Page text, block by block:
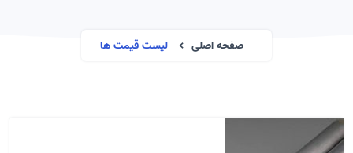
صفحه اصلی لیست قیمت ها